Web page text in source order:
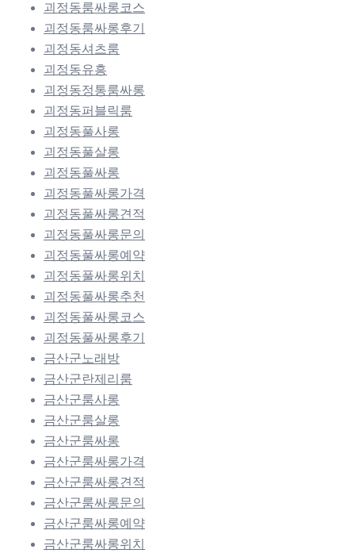
괴정동룸싸롱코스
괴정동룸싸롱후기
괴정동셔츠룸
괴정동유흥
괴정동정통룸싸롱
괴정동퍼블릭룸
괴정동풀사롱
괴정동풀살롱
괴정동풀싸롱
괴정동풀싸롱가격
괴정동풀싸롱견적
괴정동풀싸롱문의
괴정동풀싸롱예약
괴정동풀싸롱위치
괴정동풀싸롱추천
괴정동풀싸롱코스
괴정동풀싸롱후기
금산군노래방
금산군란제리룸
금산군룸사롱
금산군룸살롱
금산군룸싸롱
금산군룸싸롱가격
금산군룸싸롱견적
금산군룸싸롱문의
금산군룸싸롱예약
금산군룸싸롱위치